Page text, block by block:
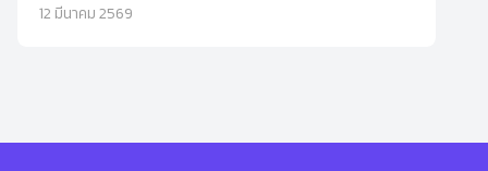
12 มีนาคม 2569